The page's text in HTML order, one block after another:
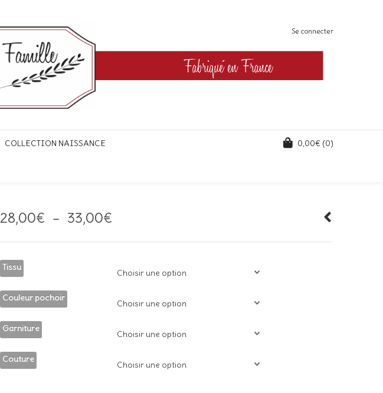
Se connecter
COLLECTION NAISSANCE 0,00€ (0)
28,00€ – 33,00€
prix :
à
33,00€
Tissu
Couleur pochoir
Garniture
Couture